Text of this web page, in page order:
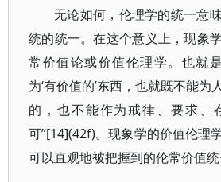
无论如何，伦理学的统一意
统的统一。在这个意义上，现象
常价值论或价值伦理学。也就
为‘有价值的’东西，也就既不能为
的，也不能作为戒律、要求、
可”[14](42f)。现象学的价值伦理
可以直观地被把握到的伦常价值统